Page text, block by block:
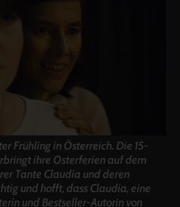
Frühling in Österreich. Die 15-
ihre Osterferien auf dem
Tante Claudia und deren
und hofft, dass Claudia, eine
und Bestseller-Autorin von